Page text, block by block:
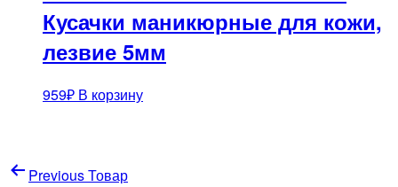
Кусачки маникюрные для кожи,
лезвие 5мм
959₽ В корзину
Навигация
Previous Товар